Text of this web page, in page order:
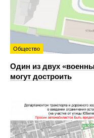
Общество
Один из двух
могут достроить